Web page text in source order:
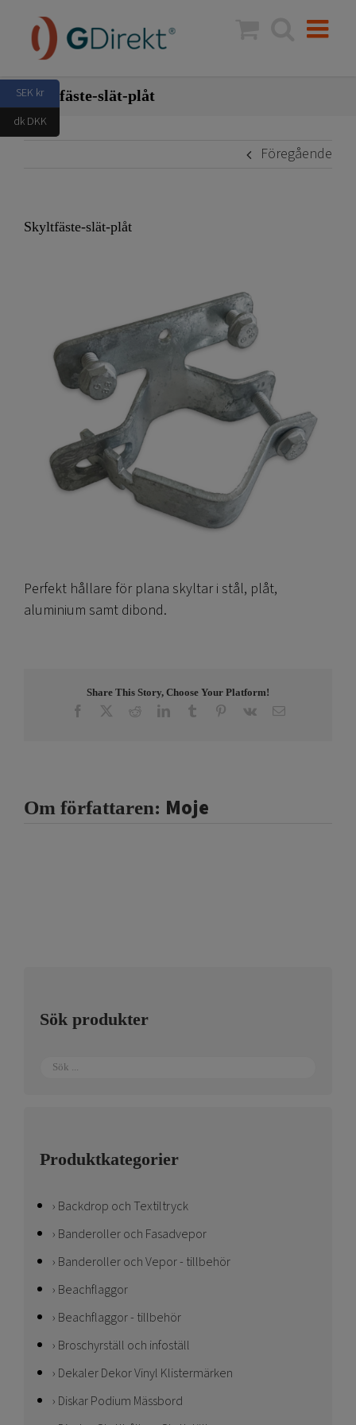
innehållet
Skyltfäste-slät-plåt
Föregående
Skyltfäste-slät-plåt
Perfekt hållare för plana skyltar i stål, plåt,
aluminium samt dibond.
Share This Story, Choose Your Platform!
Facebook RedditLinkedInTumblr Pinterest
Vk E-
Om författaren: Moje
Sök produkter
Produktkategorier
Backdrop och Textiltryck
Banderoller och Fasadvepor
Banderoller och Vepor - tillbehör
Beachflaggor
Beachflaggor - tillbehör
Broschyrställ och infoställ
Dekaler Dekor Vinyl Klistermärken
Diskar Podium Mässbord
SEK kr
dk DKK